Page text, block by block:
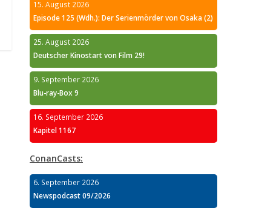
15. August 2026
Episode 125 (Wdh.): Der Serienmörder von Osaka (2)
25. August 2026
Deutscher Kinostart von Film 29!
9. September 2026
Blu-ray-Box 9
16. September 2026
Kapitel 1167
ConanCasts:
6. September 2026
Newspodcast 09/2026